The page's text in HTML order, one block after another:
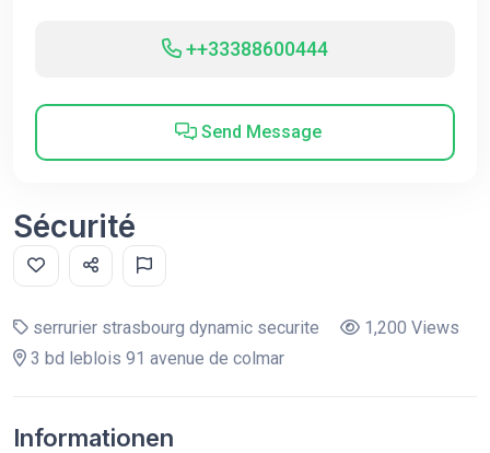
++33388600444
Send Message
Sécurité
serrurier strasbourg dynamic securite
1,200 Views
3 bd leblois 91 avenue de colmar
Informationen